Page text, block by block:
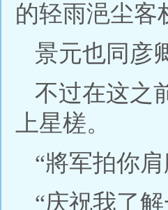
的轻雨浥尘客
景元也同彦
不过在这之
上星槎。
“將军拍你
“庆祝我了